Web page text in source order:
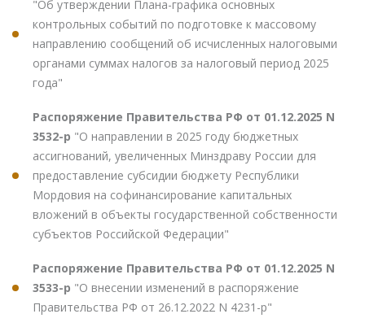
"Об утверждении Плана-графика основных
контрольных событий по подготовке к массовому
направлению сообщений об исчисленных налоговыми
органами суммах налогов за налоговый период 2025
года"
Распоряжение Правительства РФ от 01.12.2025 N
3532-р "О направлении в 2025 году бюджетных
ассигнований, увеличенных Минздраву России для
предоставление субсидии бюджету Республики
Мордовия на софинансирование капитальных
вложений в объекты государственной собственности
субъектов Российской Федерации"
Распоряжение Правительства РФ от 01.12.2025 N
3533-р "О внесении изменений в распоряжение
Правительства РФ от 26.12.2022 N 4231-р"